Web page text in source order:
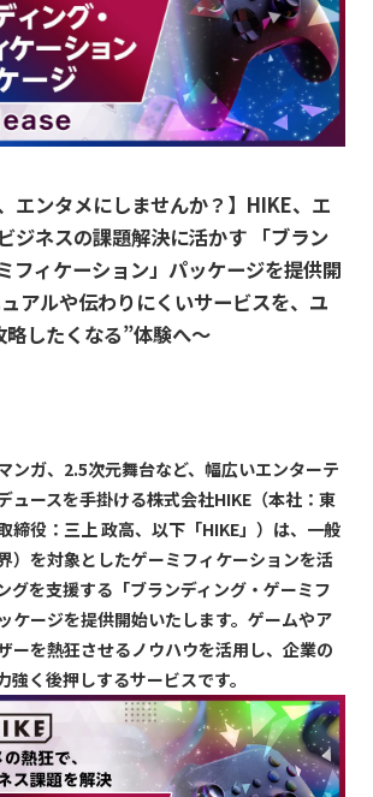
エンタメにしませんか？】HIKE、エ
ジネスの課題解決に活かす 「ブラン
フィケーション」パッケージを提供開
アルや伝わりにくいサービスを、ユ
したくなる”体験へ～
ンガ、2.5次元舞台など、幅広いエンターテ
ュースを手掛ける株式会社HIKE（本社：東
締役：三上 政高、以下「HIKE」）は、一般
）を対象としたゲーミフィケーションを活
グを支援する「ブランディング・ゲーミフ
ケージを提供開始いたします。ゲームやア
ーを熱狂させるノウハウを活用し、企業の
強く後押しするサービスです。